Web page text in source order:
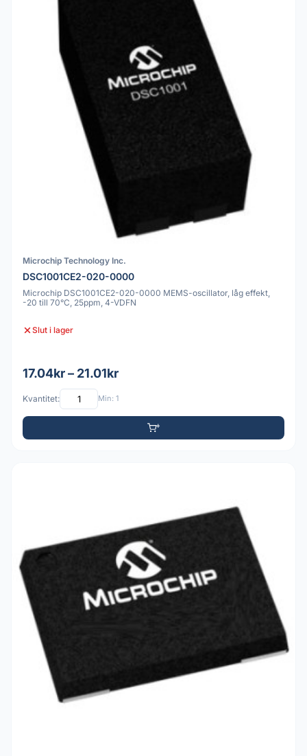
Microchip Technology Inc.
DSC1001CE2-020-0000
Microchip DSC1001CE2-020-0000 MEMS-oscillator, låg effekt,
-20 till 70°C, 25ppm, 4-VDFN
Slut i lager
17.04kr – 21.01kr
Kvantitet: Min: 1